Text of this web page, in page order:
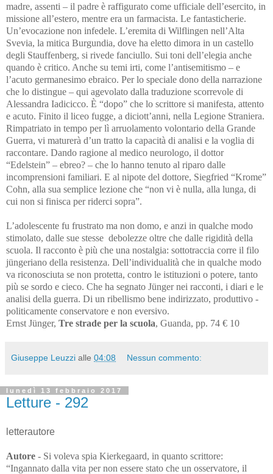
madre, assenti – il padre è raffigurato come ufficiale dell’esercito, in
missione all’estero, mentre era un farmacista. Le fantasticherie.
Un’evocazione non infedele. L’eremita di Wilflingen nell’Alta
Svevia, la mitica Burgundia, dove ha eletto dimora in un castello
degli Stauffenberg, si rivede fanciullo. Sui toni dell’elegia anche
quando è critico. Anche su temi irti, come l’antisemitismo – e
l’acuto germanesimo ebraico. Per lo speciale dono della narrazione
che lo distingue – qui agevolato dalla traduzione scorrevole di
Alessandra Iadicicco. È “dopo” che lo scrittore si manifesta, attento
e acuto. Finito il liceo fugge, a diciott’anni, nella Legione Straniera.
Rimpatriato in tempo per lì arruolamento volontario della Grande
Guerra, vi maturerà d’un tratto la capacità di analisi e la voglia di
raccontare. Dando ragione al medico neurologo, il dottor
“Edelstein” – ebreo? – che lo hanno tenuto al riparo dalle
incomprensioni familiari. E al nipote del dottore, Siegfried “Krome”
Cohn, alla sua semplice lezione che “non vi è nulla, alla lunga, di
cui non si finisca per riderci sopra”.
L’adolescente fu frustrato ma non domo, e anzi in qualche modo
stimolato, dalle sue stesse debolezze oltre che dalle rigidità della
scuola. Il racconto è più che una nostalgia: sottotraccia corre il filo
jüngeriano della resistenza. Dell’individualità che in qualche modo
va riconosciuta se non protetta, contro le istituzioni o potere, tanto
più se sordo e cieco. Che ha segnato Jünger nei racconti, i diari e le
analisi della guerra. Di un ribellismo bene indirizzato, produttivo -
politicamente conservatore e non eversivo.
Ernst Jünger, Tre strade per la scuola, Guanda, pp. 74 € 10
Giuseppe Leuzzi alle 04:08 Nessun commento:
lunedì 13 febbraio 2017
Letture - 292
letterautore
Autore - Si voleva spia Kierkegaard, in quanto scrittore:
“Ingannato dalla vita per non essere stato che un osservatore, il